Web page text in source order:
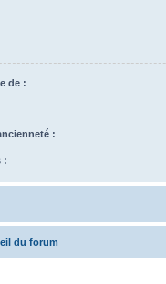
de :
:
:
du forum